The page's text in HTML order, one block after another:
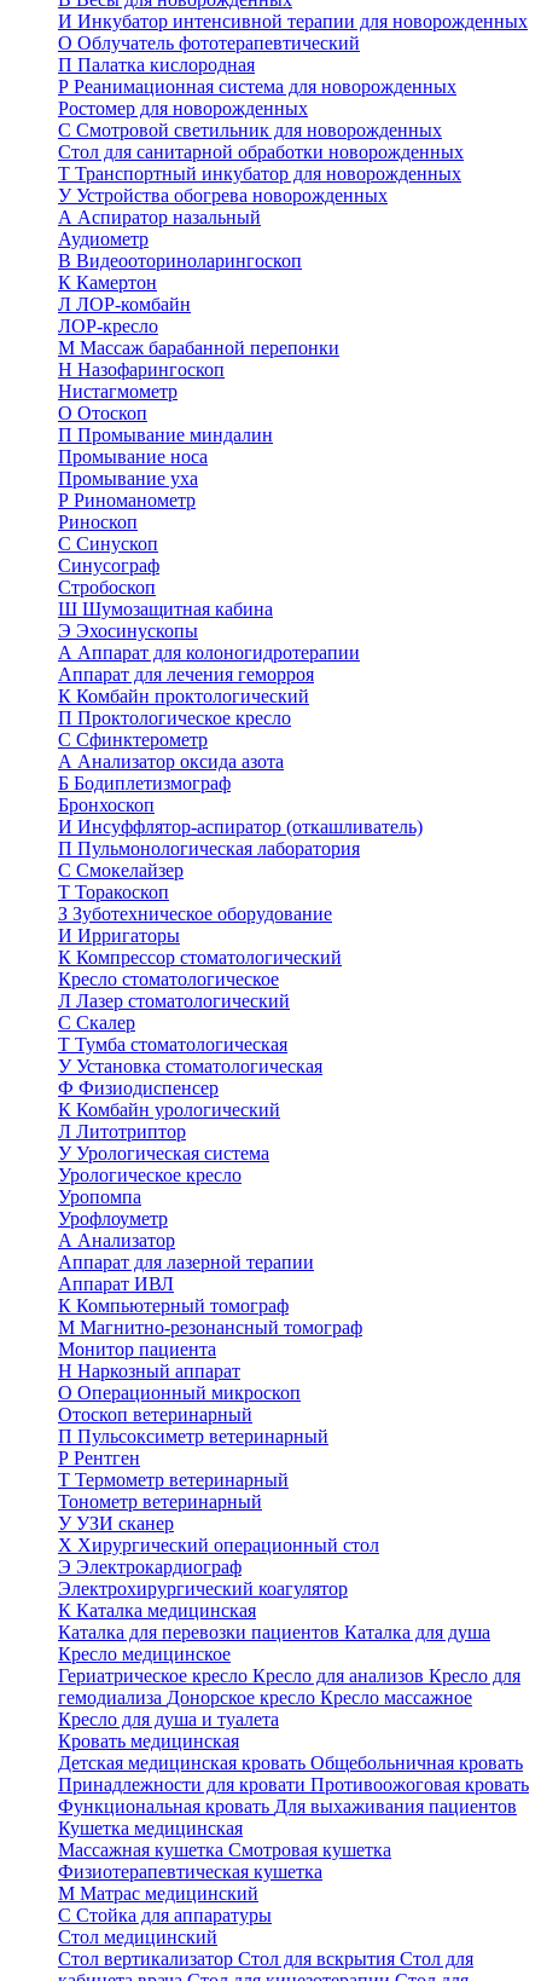
И Инкубатор интенсивной терапии для новорожденных
О Облучатель фототерапевтический
П Палатка кислородная
Р Реанимационная система для новорожденных
Ростомер для новорожденных
С Смотровой светильник для новорожденных
Стол для санитарной обработки новорожденных
Т Транспортный инкубатор для новорожденных
УУстройства обогрева новорожденных
А Аспиратор назальный
Аудиометр
В Видеооториноларингоскоп
К Камертон
Л ЛОР-комбайн
ЛОР-кресло
М Массаж барабанной перепонки
Н Назофарингоскоп
Нистагмометр
О Отоскоп
П Промывание миндалин
Промывание носа
Промывание уха
Р Риноманометр
Риноскоп
С Синускоп
Синусограф
Стробоскоп
Ш Шумозащитная кабина
Э Эхосинускопы
А Аппарат для колоногидротерапии
Аппарат для лечения геморроя
К Комбайн проктологический
П Проктологическое кресло
С Сфинктерометр
А Анализатор оксида азота
Б Бодиплетизмограф
Бронхоскоп
И Инсуффлятор-аспиратор (откашливатель)
П Пульмонологическая лаборатория
С Смокелайзер
Т Торакоскоп
З Зуботехническое оборудование
И Ирригаторы
К Компрессор стоматологический
Кресло стоматологическое
Л Лазер стоматологический
С Скалер
Т Тумба стоматологическая
УУстановка стоматологическая
Ф Физиодиспенсер
К Комбайн урологический
Л Литотриптор
УУрологическая система
Урологическое кресло
Уропомпа
Урофлоуметр
А Анализатор
Аппарат для лазерной терапии
Аппарат ИВЛ
К Компьютерный томограф
М Магнитно-резонансный томограф
Монитор пациента
Н Наркозный аппарат
О Операционный микроскоп
Отоскоп ветеринарный
П Пульсоксиметр ветеринарный
Р Рентген
Т Термометр ветеринарный
Тонометр ветеринарный
УУЗИ сканер
Х Хирургический операционный стол
Э Электрокардиограф
Электрохирургический коагулятор
К Каталка медицинская
Каталка для перевозки пациентов Каталка для душа
Кресло медицинское
Гериатрическое кресло Кресло для анализов Кресло для
гемодиализа Донорское кресло Кресло массажное
Кресло для душа и туалета
Кровать медицинская
Детская медицинская кровать Общебольничная кровать
Принадлежности для кровати Противоожоговая кровать
Функциональная кровать Для выхаживания пациентов
Кушетка медицинская
Массажная кушетка Смотровая кушетка
Физиотерапевтическая кушетка
М Матрас медицинский
С Стойка для аппаратуры
Стол медицинский
Стол вертикализатор Стол для вскрытия Стол для